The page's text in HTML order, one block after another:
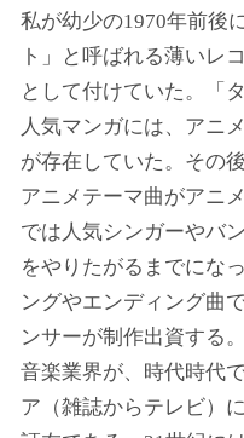
私が幼少の1970年前後
ト」と呼ばれる薄いレ
として付けていた。「
人気マンガには、アニ
が存在していた。その
アニメテーマ曲がアニ
では人気シンガーやバ
をやりたがるまでにな
ングやエンディング曲
ンサーが制作出資する。
音楽業界が、時代時代
ア（雑誌からテレビ）